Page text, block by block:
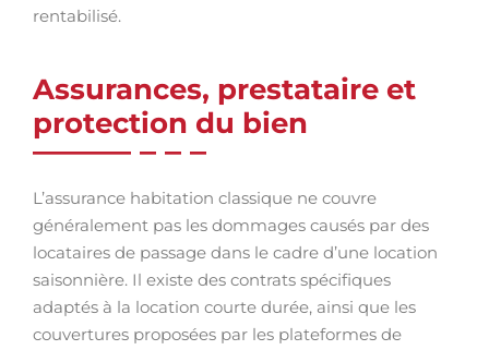
rentabilisé.
Assurances, prestataire et
protection du bien
L’assurance habitation classique ne couvre
généralement pas les dommages causés par des
locataires de passage dans le cadre d’une location
saisonnière. Il existe des contrats spécifiques
adaptés à la location courte durée, ainsi que les
couvertures proposées par les plateformes de